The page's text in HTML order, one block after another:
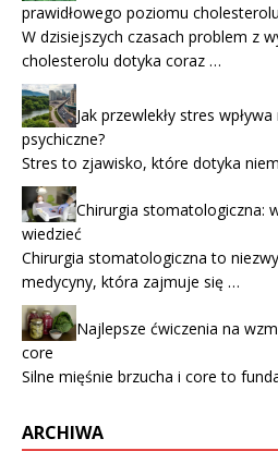
prawidłowego poziomu cholesterolu
W dzisiejszych czasach problem z
cholesterolu dotyka coraz …
Jak przewlekły stres
psychiczne?
Stres to zjawisko, które dotyka
Chirurgia stomatologiczna:
wiedzieć
Chirurgia stomatologiczna to
medycyny, która zajmuje się …
Najlepsze ćwiczenia na
core
Silne mięśnie brzucha i core to
ARCHIWA